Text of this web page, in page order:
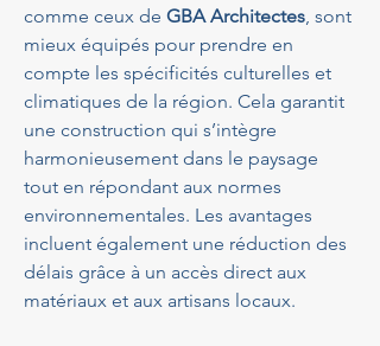
comme ceux de GBA Architectes, sont
mieux équipés pour prendre en
compte les spécificités culturelles et
climatiques de la région. Cela garantit
une construction qui s’intègre
harmonieusement dans le paysage
tout en répondant aux normes
environnementales. Les avantages
incluent également une réduction des
délais grâce à un accès direct aux
matériaux et aux artisans locaux.